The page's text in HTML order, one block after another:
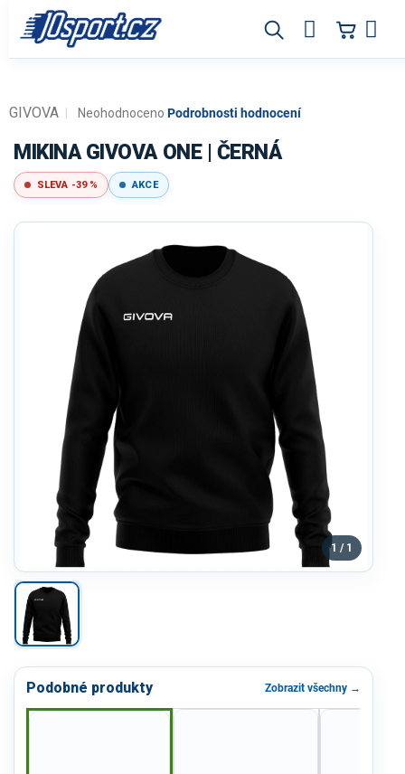
obsah
Průměrné
produktu
je
0,0
z
Neohodnoceno Podrobnosti hodnocení
GIVOVA
MIKINA GIVOVA ONE | ČERNÁ
SLEVA -39 % AKCE
1 / 1
Podobné produkty Zobrazit všechny →